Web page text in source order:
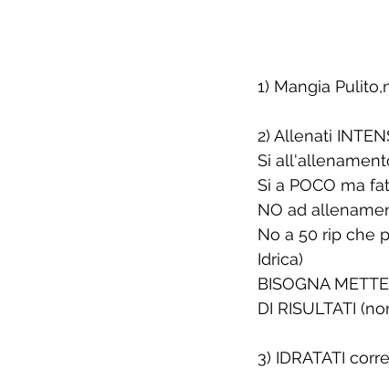
1) Mangia
2) Allenati
Si
Si a POCO ma
NO ad
No a 50 rip che
Idrica)
BISOGNA
DI RISULTATI
3) IDRATATI